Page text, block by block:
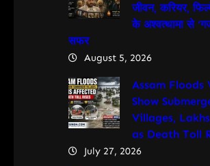
जीवन, करियर,
के अश्वत्थामा से
सफर
August 5, 2026
Assam Floods
Show
Villages,
as Death Toll
July 27, 2026